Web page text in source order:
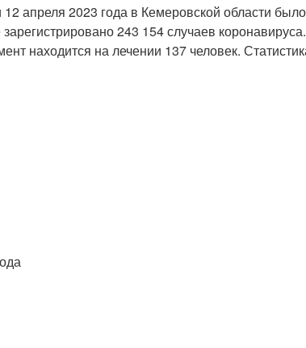
апреля 2023 года в Кемеровской области
243 154 случаев
находится на лечении 137 человек.